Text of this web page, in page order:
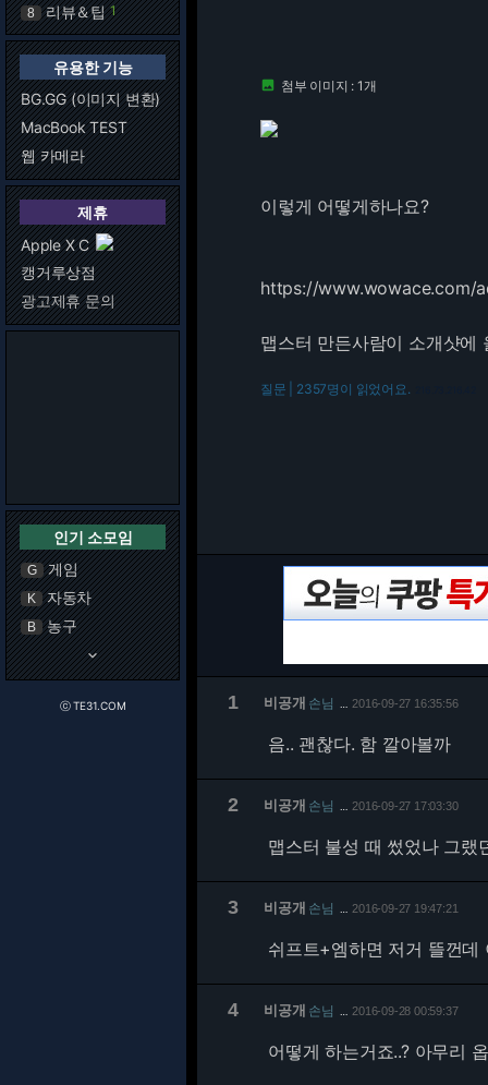
8 리뷰＆팁 1
유용한 기능
BG.GG (이미지 변환)
MacBook TEST
웹 카메라
제휴
Apple X C
캥거루상점
광고제휴 문의
인기 소모임
G 게임
K 자동차
B 농구
keyboard_arrow_down
ⓒ TE31.COM
 첨부 이미지 : 1개
이렇게 어떻게하나요?
https://www.wowace.com/
맵스터 만든사람이 소개샷에
질문 | 2357명이 읽었어요.
1 비공개 손님 2016-09-27 16:35:56
음.. 괜찮다. 함 깔아볼까
2 비공개 손님 2016-09-27 17:03:30
맵스터 불성 때 썼었나 그랬
3 비공개 손님 2016-09-27 19:47:21
쉬프트+엠하면 저거 뜰껀데
4 비공개 손님 2016-09-28 00:59:37
어떻게 하는거죠..? 아무리